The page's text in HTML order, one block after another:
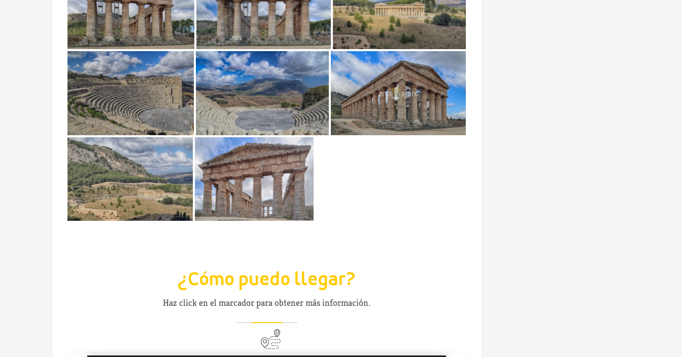
¿Cómo puedo llegar?
Haz click en el marcador para obtener más información.